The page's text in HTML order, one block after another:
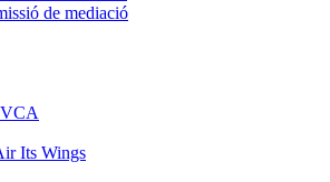
de mediació
Its Wings